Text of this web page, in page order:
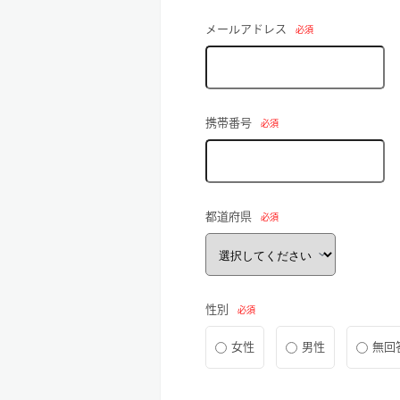
メールアドレス 必須
携帯番号 必須
都道府県 必須
性別 必須
女性 男性 無回